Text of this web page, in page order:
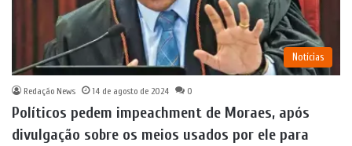
Notícias
Redação News 14 de agosto de 2024 0
Políticos pedem impeachment de Moraes, após
divulgação sobre os meios usados por ele para